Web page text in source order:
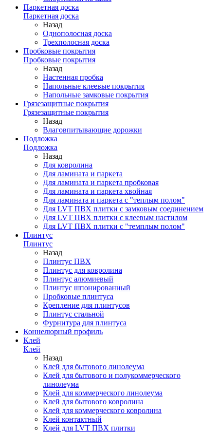
Паркетная доска
Паркетная доска
Назад
Однополосная доска
Трехполосная доска
Пробковые покрытия
Пробковые покрытия
Назад
Настенная пробка
Напольные клеевые покрытия
Напольные замковые покрытия
Грязезащитные покрытия
Грязезащитные покрытия
Назад
Влаговпитывающие дорожки
Подложка
Подложка
Назад
Для ковролина
Для ламината и паркета
Для ламината и паркета пробковая
Для ламината и паркета хвойная
Для ламината и паркета с "теплым полом"
Для LVT ПВХ плитки с замковым соединением
Для LVT ПВХ плитки с клеевым настилом
Для LVT ПВХ плитки с "темплым полом"
Плинтус
Плинтус
Назад
Плинтус ПВХ
Плинтус для ковролина
Плинтус алюмиевый
Плинтус шпонированный
Пробковые плинтуса
Крепление для плинтусов
Плинтус стальной
Фурнитура для плинтуса
Коннелюрный профиль
Клей
Клей
Назад
Клей для бытового линолеума
Клей для бытового и полукоммерческого
линолеума
Клей для коммерческого линолеума
Клей для бытового ковролина
Клей для коммерческого ковролина
Клей контактный
Клей для LVT ПВХ плитки